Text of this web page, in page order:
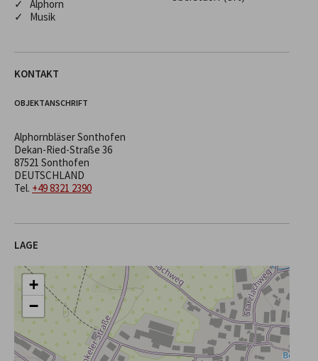
✓ Alphorn
✓ Musik
KONTAKT
OBJEKTANSCHRIFT
Alphornbläser Sonthofen
Dekan-Ried-Straße 36
87521 Sonthofen
DEUTSCHLAND
Tel. +49 8321 2390
LAGE
+
−